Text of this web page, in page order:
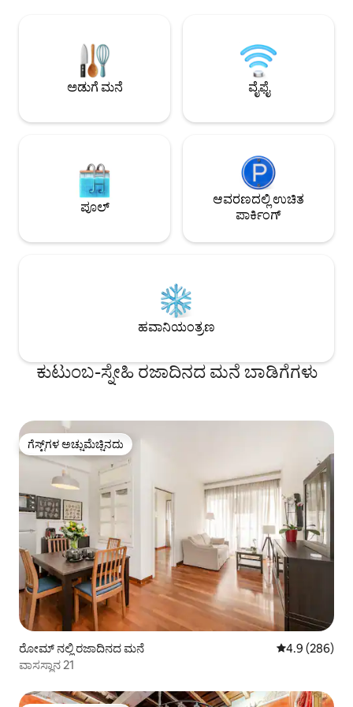
ಅಲ್ಟ್ರಾ ಫಾಸ್ಟ್ ವೈಫೈ. ಮಕ್ಕಳಿಲ್ಲ ಚೆಕ್-ಇನ್ ರಾತ್ರಿ 9
ಗಂಟೆ/ರಾತ್ರಿ 11 ಗಂಟೆ ಹೆಚ್ಚುವರಿ € 50. ರಾತ್ರಿ 11
ಗಂಟೆಯ ನಂತರ ಯಾವುದೇ ಚೆಕ್-ಇನ್ ಇಲ್ಲ
ಸಾಂಪ್ರದಾಯಿಕ
ನಗರದ ಅದ್ಭುತಗಳನ್ನು
ಕೇಂದ್ರ ಸ್ಥಳವು ನಿಮಗೆ
ಅಡುಗೆ ಮನೆ ವೈಫೈ
ಪೂಲ್
ಆವರಣದಲ್ಲಿ ಉಚಿತ
ಪಾರ್ಕಿಂಗ್
ಹವಾನಿಯಂತ್ರಣ
ಕುಟುಂಬ-ಸ್ನೇಹಿ ರಜಾದಿನದ ಮನೆ ಬಾಡಿಗೆಗಳು
ಗೆಸ್ಟ್‌ಗಳ ಅಚ್ಚುಮೆಚ್ಚಿನದು
ಗೆಸ್ಟ್‌ಗಳ ಅಚ್ಚುಮೆಚ್ಚಿನದು
ರೋಮ್ ನಲ್ಲಿ ರಜಾದಿನದ ಮನೆ 5 ರಲ್ಲಿ 4.9
4.9 (286)
ವಾಸಸ್ಥಾನ 21